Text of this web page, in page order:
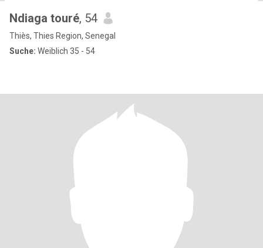
Ndiaga touré, 54
Thiès, Thies Region, Senegal
Suche: Weiblich 35 - 54